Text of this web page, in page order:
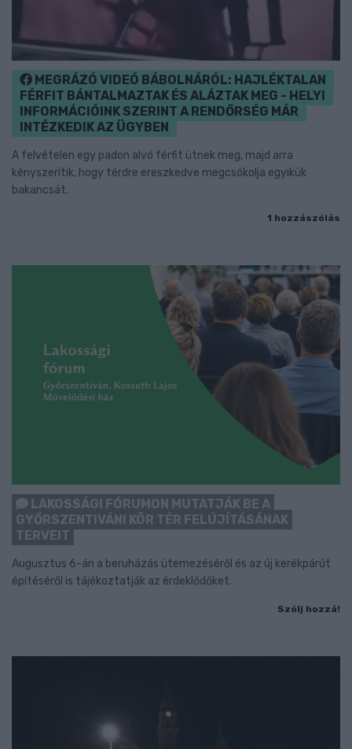
MEGRÁZÓ VIDEÓ BÁBOLNÁRÓL: HAJLÉKTALAN
FÉRFIT BÁNTALMAZTAK ÉS ALÁZTAK MEG - HELYI
INFORMÁCIÓINK SZERINT A RENDŐRSÉG MÁR
INTÉZKEDIK AZ ÜGYBEN
A felvételen egy padon alvó férfit ütnek meg, majd arra
kényszerítik, hogy térdre ereszkedve megcsókolja egyikük
bakancsát.
1 hozzászólás
LAKOSSÁGI FÓRUMON MUTATJÁK BE A
GYŐRSZENTIVÁNI KÖR TÉR FELÚJÍTÁSÁNAK
TERVEIT
Augusztus 6-án a beruházás ütemezéséről és az új kerékpárút
építéséről is tájékoztatják az érdeklődőket.
Szólj hozzá!